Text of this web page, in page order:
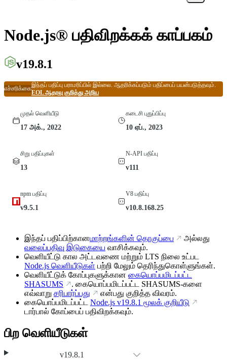
Node.js® பதிவிறக்கக் காப்பகம்
v19.8.1
எச்சரிக்கை
இந்தப் பதிப்பு பராமரிப்பில் இல்லை. ஆதரிக்கப்படும் பதிப்பைப் பயன்படுத்தவும்.
EOL ஆதரவு குறித்து அறிய
முதல் வெளியீடு
17 அக்., 2022
கடைசி புதுப்பிப்பு
10 ஏப்., 2023
சிறு பதிப்புகள்
13
N-API பதிப்பு
v111
npm பதிப்பு
v9.5.1
V8 பதிப்பு
v10.8.168.25
இந்தப் பதிப்பிற்கானமாற்றங்களின் தொகுப்பை
அல்லது
வலைப்பதிவு இடுகையை வாசிக்கவும்.
வெளியீட்டு கால அட்டவணை மற்றும் LTS நிலை உட்பட
Node.js வெளியீடுகள் பற்றி மேலும் தெரிந்துகொள்ளுங்கள்.
வெளியீட்டுக் கோப்புகளுக்கான கையொப்பமிடப்பட்ட
SHASUMS
. கையொப்பமிடப்பட்ட SHASUMS-களை
எவ்வாறு சரிபார்ப்பது
என்பது குறித்த விவரம்.
கையொப்பமிடப்பட்ட Node.js v19.8.1 மூலக் குறியீடு
டார்பால் கோப்பைப் பதிவிறக்கவும்.
பிற வெளியீடுகள்
v19.8.1